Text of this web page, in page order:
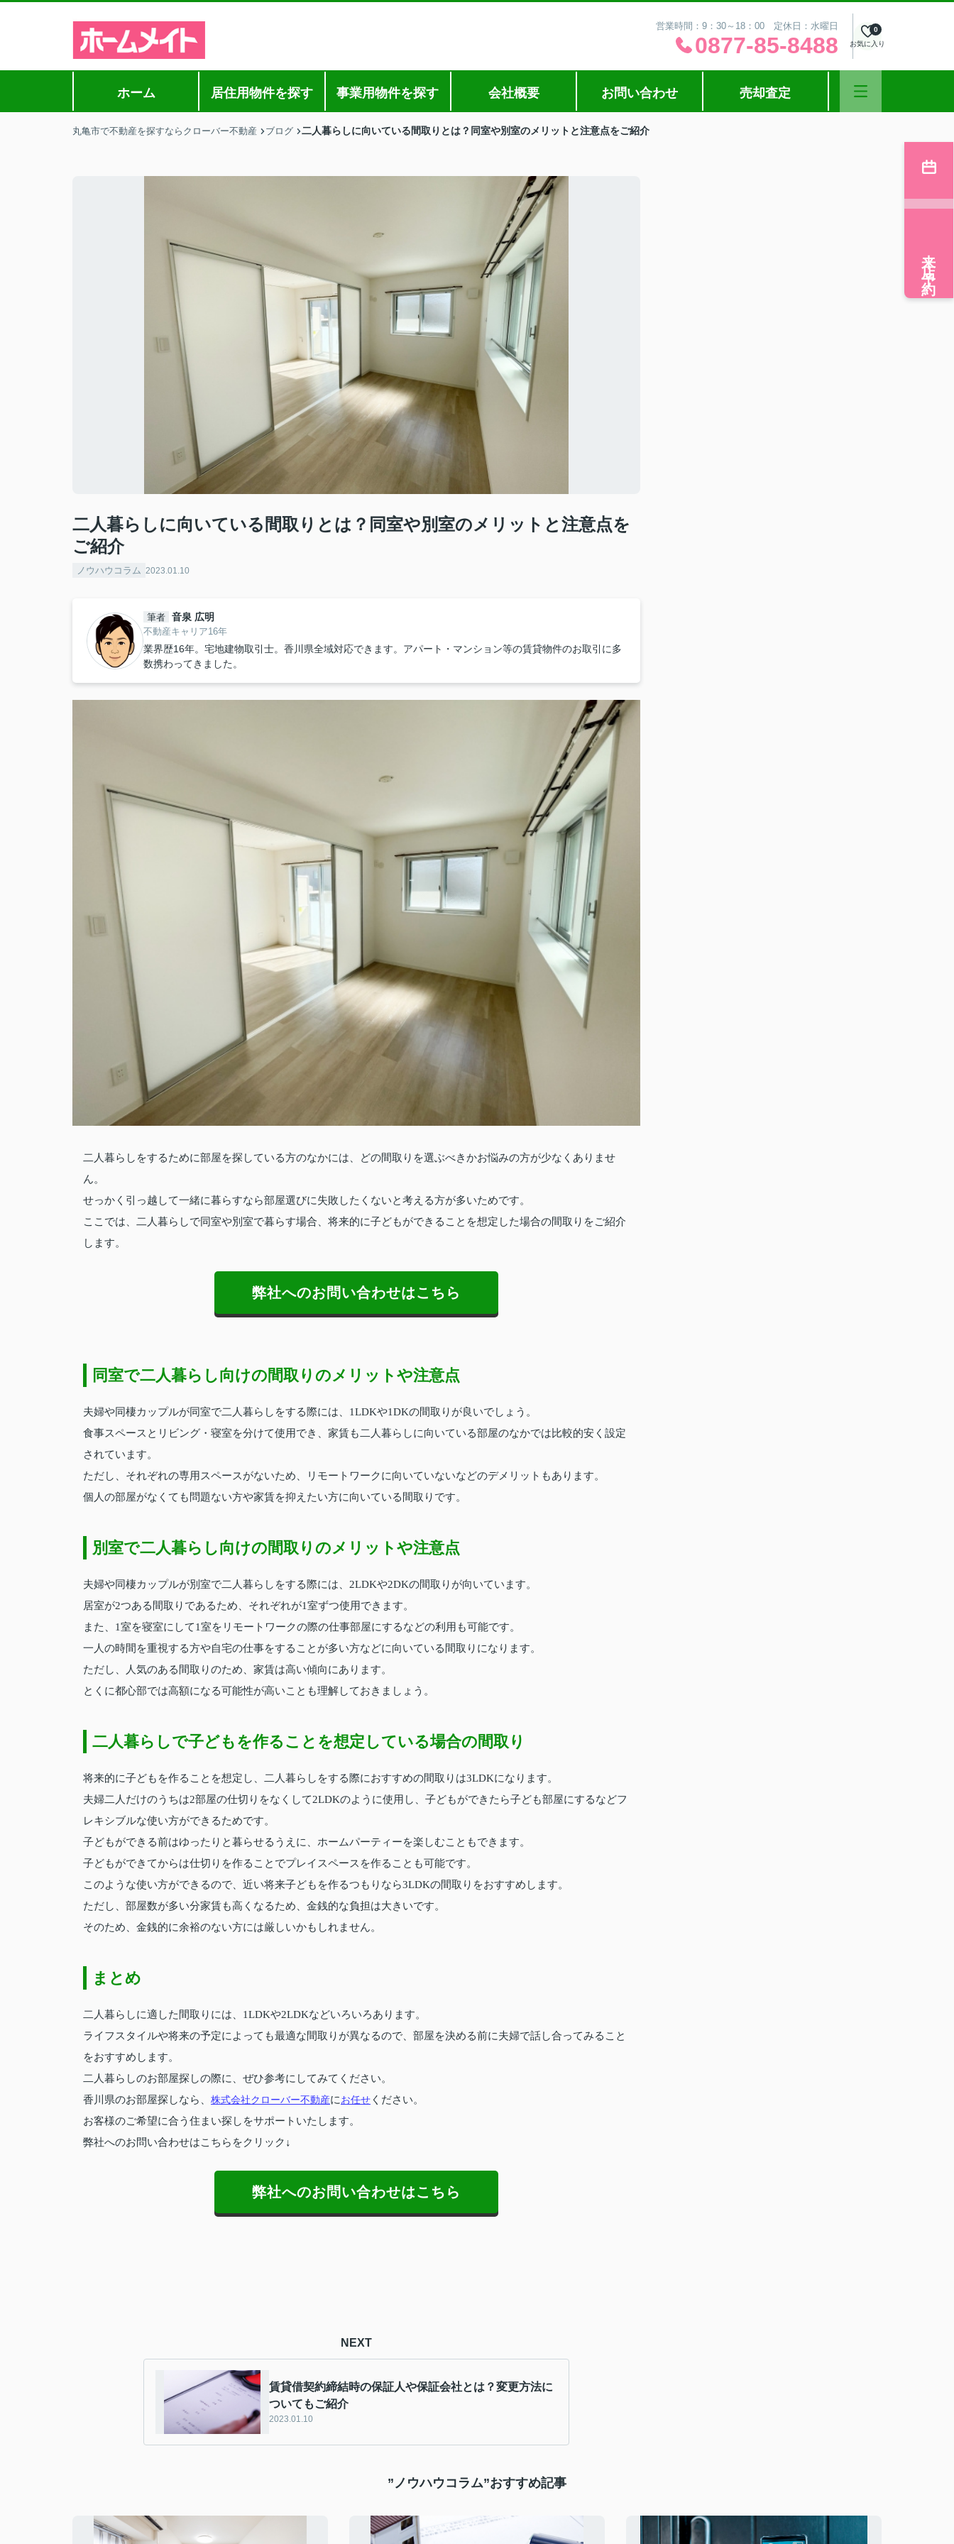
営業時間：9：30～18：00 定休日：水曜日
0877-85-8488 お気に入り
0
ホーム 居住用物件を探す 事業用物件を探す 会社概要 お問い合わせ 売却査定
丸亀市で不動産を探すならクローバー不動産 ブログ 二人暮らしに向いている間取りとは？同室や別室のメリットと注意点をご紹介
二人暮らしに向いている間取りとは？同室や別室のメリットと注意点を
ご紹介
ノウハウコラム 2023.01.10
筆者 音泉 広明
不動産キャリア16年
業界歴16年。宅地建物取引士。香川県全域対応できます。アパート・マンション等の賃貸物件のお取引に多
数携わってきました。
二人暮らしをするために部屋を探している方のなかには、どの間取りを選ぶべきかお悩みの方が少なくありませ
ん。
せっかく引っ越して一緒に暮らすなら部屋選びに失敗したくないと考える方が多いためです。
ここでは、二人暮らしで同室や別室で暮らす場合、将来的に子どもができることを想定した場合の間取りをご紹介
します。
弊社へのお問い合わせはこちら
同室で二人暮らし向けの間取りのメリットや注意点
夫婦や同棲カップルが同室で二人暮らしをする際には、1LDKや1DKの間取りが良いでしょう。
食事スペースとリビング・寝室を分けて使用でき、家賃も二人暮らしに向いている部屋のなかでは比較的安く設定
されています。
ただし、それぞれの専用スペースがないため、リモートワークに向いていないなどのデメリットもあります。
個人の部屋がなくても問題ない方や家賃を抑えたい方に向いている間取りです。
別室で二人暮らし向けの間取りのメリットや注意点
夫婦や同棲カップルが別室で二人暮らしをする際には、2LDKや2DKの間取りが向いています。
居室が2つある間取りであるため、それぞれが1室ずつ使用できます。
また、1室を寝室にして1室をリモートワークの際の仕事部屋にするなどの利用も可能です。
一人の時間を重視する方や自宅の仕事をすることが多い方などに向いている間取りになります。
ただし、人気のある間取りのため、家賃は高い傾向にあります。
とくに都心部では高額になる可能性が高いことも理解しておきましょう。
二人暮らしで子どもを作ることを想定している場合の間取り
将来的に子どもを作ることを想定し、二人暮らしをする際におすすめの間取りは3LDKになります。
夫婦二人だけのうちは2部屋の仕切りをなくして2LDKのように使用し、子どもができたら子ども部屋にするなどフ
レキシブルな使い方ができるためです。
子どもができる前はゆったりと暮らせるうえに、ホームパーティーを楽しむこともできます。
子どもができてからは仕切りを作ることでプレイスペースを作ることも可能です。
このような使い方ができるので、近い将来子どもを作るつもりなら3LDKの間取りをおすすめします。
ただし、部屋数が多い分家賃も高くなるため、金銭的な負担は大きいです。
そのため、金銭的に余裕のない方には厳しいかもしれません。
まとめ
二人暮らしに適した間取りには、1LDKや2LDKなどいろいろあります。
ライフスタイルや将来の予定によっても最適な間取りが異なるので、部屋を決める前に夫婦で話し合ってみること
をおすすめします。
二人暮らしのお部屋探しの際に、ぜひ参考にしてみてください。
香川県のお部屋探しなら、 株式会社クローバー不動産にお任せ ください。
お客様のご希望に合う住まい探しをサポートいたします。
弊社へのお問い合わせはこちらをクリック↓
弊社へのお問い合わせはこちら
NEXT
賃貸借契約締結時の保証人や保証会社とは？変更方法に
ついてもご紹介
2023.01.10
”ノウハウコラム”おすすめ記事
来店予約